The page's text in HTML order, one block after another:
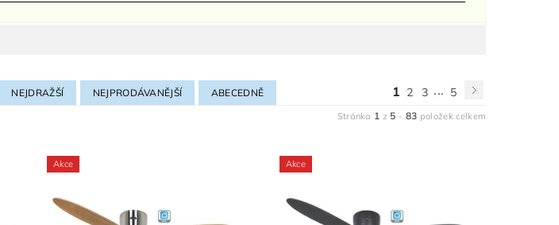
NEJDRAŽŠÍ NEJPRODÁVANĚJŠÍ ABECEDNĚ 1 2 3 ... 5
Stránka 1 z 5 - 83 položek celkem
Akce Akce